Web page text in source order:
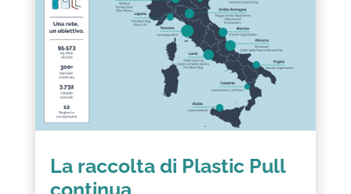
La raccolta di Plastic Pull
continua